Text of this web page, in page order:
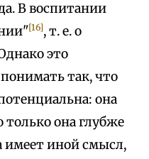
В воспитании
[16], т. е. о
это
так, что
она
только она глубже
имеет иной смысл,